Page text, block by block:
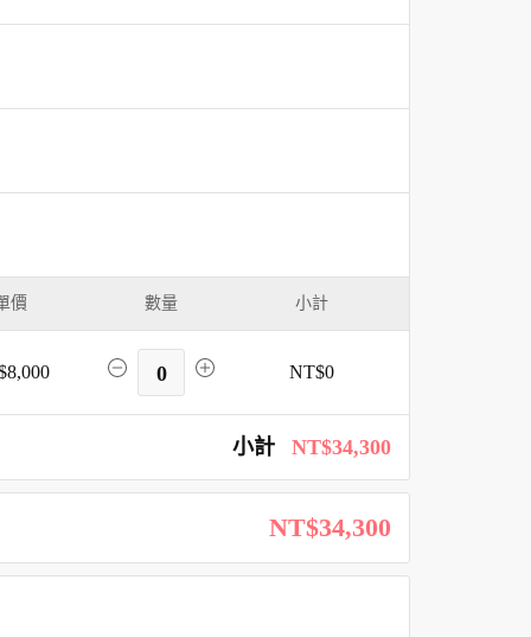
價 數量 小計
0 NT$0
小計 NT$34,300
NT$34,300